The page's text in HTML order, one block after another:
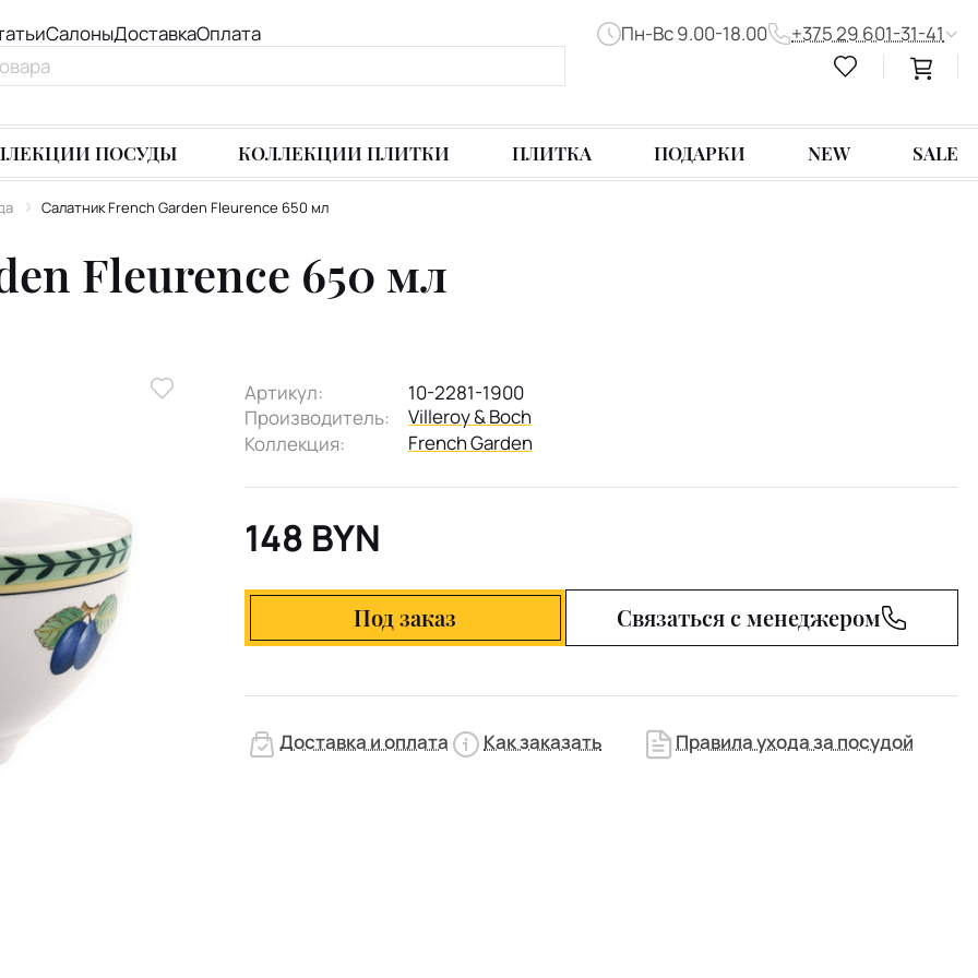
СалоныДоставкаОплата Пн-Вс 9.00-18.00 +375 29 601-31-41
ПОСУДЫ КОЛЛЕКЦИИ ПЛИТКИ ПЛИТКА ПОДАРКИ NEW SALE
Салатник French Garden Fleurence 650 мл
Fleurence 650 мл
Артикул:
10-2281-1900
Производитель:
Villeroy & Boch
Коллекция:
French Garden
148 BYN
Под заказ Связаться с менеджером
Доставка и оплата Как заказать Правила ухода за посудой